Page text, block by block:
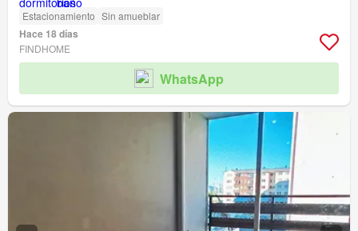
Estacionamiento Sin amueblar
Hace 18 días
FINDHOME
WhatsApp